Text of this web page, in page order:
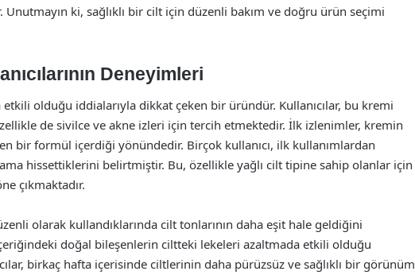
Unutmayın ki, sağlıklı bir cilt için düzenli bakım ve doğru ürün seçimi
Deneyimleri
etkili olduğu iddialarıyla dikkat çeken bir üründür. Kullanıcılar, bu kremi
de sivilce ve akne izleri için tercih etmektedir. İlk izlenimler, kremin
bir formül içerdiği yönündedir. Birçok kullanıcı, ilk kullanımlardan
hissettiklerini belirtmiştir. Bu, özellikle yağlı cilt tipine sahip olanlar için
çıkmaktadır.
olarak kullandıklarında cilt tonlarının daha eşit hale geldiğini
doğal bileşenlerin ciltteki lekeleri azaltmada etkili olduğu
birkaç hafta içerisinde ciltlerinin daha pürüzsüz ve sağlıklı bir görünüm